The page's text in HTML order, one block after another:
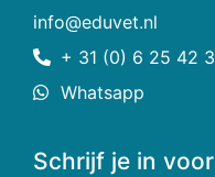
info@eduvet.nl​
+ 31 (0) 6 25 42
Whatsapp
Schrijf je in